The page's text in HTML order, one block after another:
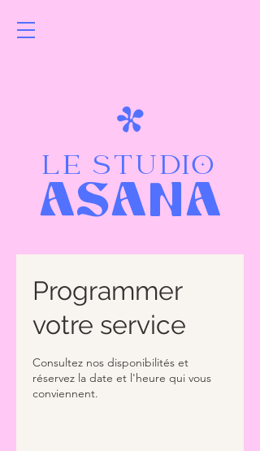
LE STUDIO
ASANA
Programmer
votre service
Consultez nos disponibilités et
réservez la date et l'heure qui vous
conviennent.